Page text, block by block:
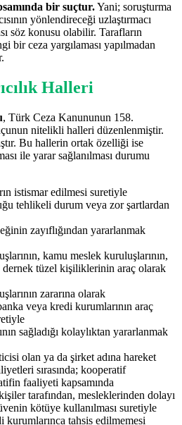
bir suçtur.Yani; soruşturma
yönlendireceği uzlaştırmacı
söz konusu olabilir. Tarafların
bir ceza yargılaması yapılmadan
Halleri
, Türk Ceza Kanununun 158.
nitelikli halleri düzenlenmiştir.
Bu hallerin ortak özelliği ise
ile yarar sağlanılması durumu
istismar edilmesi suretiyle
tehlikeli durum veya zor şartlardan
zayıflığından yararlanmak
kamu meslek kuruluşlarının,
dernek tüzel kişiliklerinin araç olarak
zararına olarak
veya kredi kurumlarının araç
sağladığı kolaylıktan yararlanmak
olan ya da şirket adına hareket
sırasında; kooperatif
faaliyeti kapsamında
tarafından, mesleklerinden dolayı
kötüye kullanılması suretiyle
tahsis edilmemesi